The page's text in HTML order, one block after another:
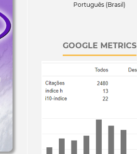
Português (Brasil)
GOOGLE METRICS